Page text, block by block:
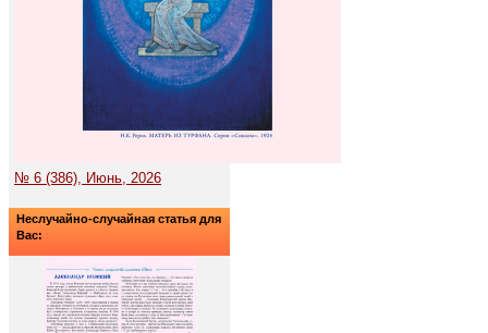
№ 6 (386), Июнь, 2026
Неслучайно-случайная статья для
Вас: